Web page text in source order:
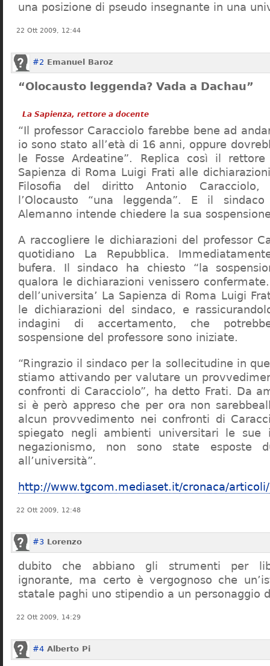
una posizione di pseudo insegnante in una
22 Ott 2009, 12:44
#2 Emanuel Baroz
“Olocausto leggenda? Vada a Dachau”
La Sapienza, rettore a docente
“Il professor Caracciolo farebbe bene ad
io sono stato all’età di 16 anni, oppure
le Fosse Ardeatine”. Replica così il rettore
Sapienza di Roma Luigi Frati alle
Filosofia del diritto Antonio
l’Olocausto “una leggenda”. E il
Alemanno intende chiedere la sua
A raccogliere le dichiarazioni del professor
quotidiano La Repubblica.
bufera. Il sindaco ha chiesto “la
qualora le dichiarazioni venissero
dell’universita’ La Sapienza di Roma Luigi
le dichiarazioni del sindaco, e
indagini di accertamento, che
sospensione del professore sono iniziate.
“Ringrazio il sindaco per la sollecitudine in
stiamo attivando per valutare un
confronti di Caracciolo”, ha detto Frati. Da
si è però appreso che per ora non
alcun provvedimento nei confronti di
spiegato negli ambienti universitari le sue
negazionismo, non sono state esposte
all’università”.
http://www.tgcom.mediaset.it/cronaca/
22 Ott 2009, 12:48
#3 Lorenzo
dubito che abbiano gli strumenti per
ignorante, ma certo è vergognoso che
statale paghi uno stipendio a un personaggio
22 Ott 2009, 14:29
#4 Alberto Pi